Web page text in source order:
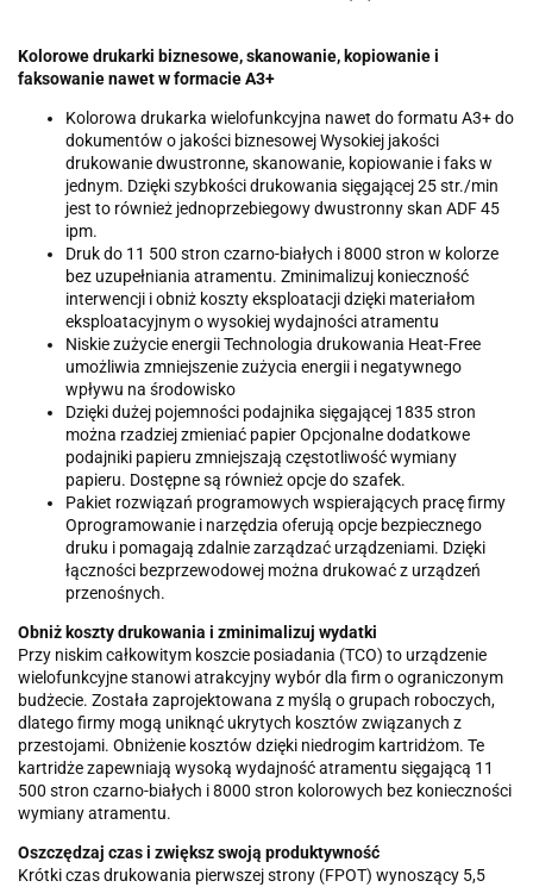
Kolorowe drukarki biznesowe, skanowanie, kopiowanie i
faksowanie nawet w formacie A3+
Kolorowa drukarka wielofunkcyjna nawet do formatu A3+ do
dokumentów o jakości biznesowej Wysokiej jakości
drukowanie dwustronne, skanowanie, kopiowanie i faks w
jednym. Dzięki szybkości drukowania sięgającej 25 str./min
jest to również jednoprzebiegowy dwustronny skan ADF 45
ipm.
Druk do 11 500 stron czarno-białych i 8000 stron w kolorze
bez uzupełniania atramentu. Zminimalizuj konieczność
interwencji i obniż koszty eksploatacji dzięki materiałom
eksploatacyjnym o wysokiej wydajności atramentu
Niskie zużycie energii Technologia drukowania Heat-Free
umożliwia zmniejszenie zużycia energii i negatywnego
wpływu na środowisko
Dzięki dużej pojemności podajnika sięgającej 1835 stron
można rzadziej zmieniać papier Opcjonalne dodatkowe
podajniki papieru zmniejszają częstotliwość wymiany
papieru. Dostępne są również opcje do szafek.
Pakiet rozwiązań programowych wspierających pracę firmy
Oprogramowanie i narzędzia oferują opcje bezpiecznego
druku i pomagają zdalnie zarządzać urządzeniami. Dzięki
łączności bezprzewodowej można drukować z urządzeń
przenośnych.
Obniż koszty drukowania i zminimalizuj wydatki
Przy niskim całkowitym koszcie posiadania (TCO) to urządzenie
wielofunkcyjne stanowi atrakcyjny wybór dla firm o ograniczonym
budżecie. Została zaprojektowana z myślą o grupach roboczych,
dlatego firmy mogą uniknąć ukrytych kosztów związanych z
przestojami. Obniżenie kosztów dzięki niedrogim kartridżom. Te
kartridże zapewniają wysoką wydajność atramentu sięgającą 11
500 stron czarno-białych i 8000 stron kolorowych bez konieczności
wymiany atramentu.
Oszczędzaj czas i zwiększ swoją produktywność
Krótki czas drukowania pierwszej strony (FPOT) wynoszący 5,5